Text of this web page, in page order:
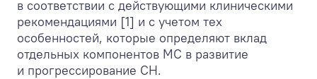
в соответствии с действующими клиническими
рекомендациями [1] и с учетом тех
особенностей, которые определяют вклад
отдельных компонентов МС в развитие
и прогрессирование СН.